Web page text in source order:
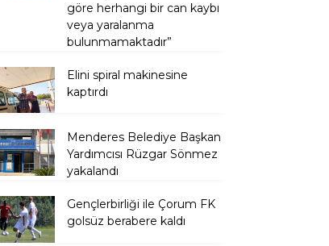
göre herhangi bir can kaybı
veya yaralanma
bulunmamaktadır”
Elini spiral makinesine
kaptırdı
Menderes Belediye Başkan
Yardımcısı Rüzgar Sönmez
yakalandı
Gençlerbirliği ile Çorum FK
golsüz berabere kaldı